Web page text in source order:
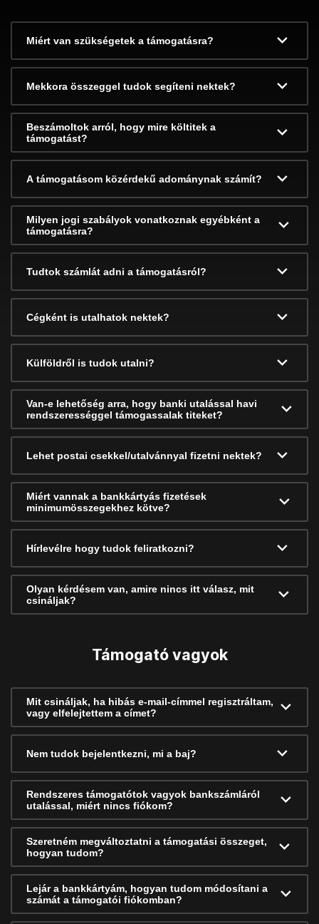
Miért van szükségetek a támogatásra?
Mekkora összeggel tudok segíteni nektek?
Beszámoltok arról, hogy mire költitek a
támogatást?
A támogatásom közérdekű adománynak számít?
Milyen jogi szabályok vonatkoznak egyébként a
támogatásra?
Tudtok számlát adni a támogatásról?
Cégként is utalhatok nektek?
Külföldről is tudok utalni?
Van-e lehetőség arra, hogy banki utalással havi
rendszerességgel támogassalak titeket?
Lehet postai csekkel/utalvánnyal fizetni nektek?
Miért vannak a bankkártyás fizetések
minimumösszegekhez kötve?
Hírlevélre hogy tudok feliratkozni?
Olyan kérdésem van, amire nincs itt válasz, mit
csináljak?
Támogató vagyok
Mit csináljak, ha hibás e-mail-címmel regisztráltam,
vagy elfelejtettem a címet?
Nem tudok bejelentkezni, mi a baj?
Rendszeres támogatótok vagyok bankszámláról
utalással, miért nincs fiókom?
Szeretném megváltoztatni a támogatási összeget,
hogyan tudom?
Lejár a bankkártyám, hogyan tudom módosítani a
számát a támogatói fiókomban?